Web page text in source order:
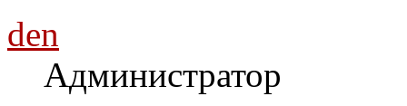
den
Администратор